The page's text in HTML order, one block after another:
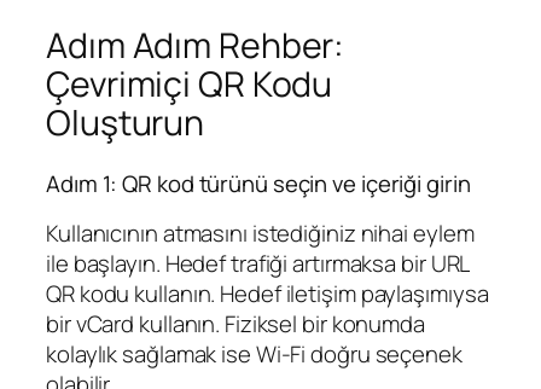
Adım Adım Rehber:
Çevrimiçi QR Kodu
Oluşturun
Adım 1: QR kod türünü seçin ve içeriği girin
Kullanıcının atmasını istediğiniz nihai eylem
ile başlayın. Hedef trafiği artırmaksa bir URL
QR kodu kullanın. Hedef iletişim paylaşımıysa
bir vCard kullanın. Fiziksel bir konumda
kolaylık sağlamak ise Wi‑Fi doğru seçenek